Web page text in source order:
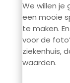
We willen je
een mooie
te maken.
voor de
ziekenhuis,
waarden.